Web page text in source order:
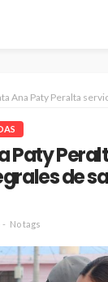
Ana Paty Peralta servicios
Paty
de
No tags